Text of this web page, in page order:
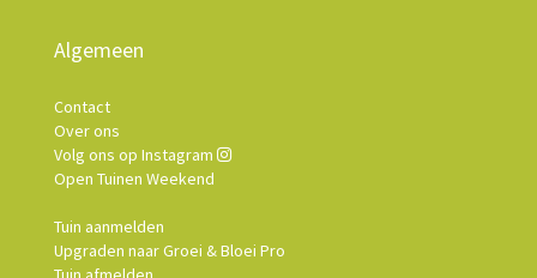
Algemeen
Contact
Over ons
Volg ons op Instagram
Open Tuinen Weekend
Tuin aanmelden
Upgraden naar Groei & Bloei Pro